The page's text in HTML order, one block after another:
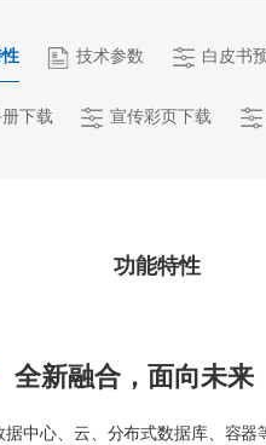
技术参数 白皮书
下载 宣传彩页下载
功能特性
全新融合，面向未来
据中心、 云、分布式数据库、容器